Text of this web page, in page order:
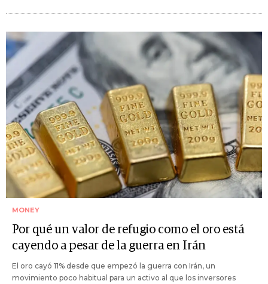
MONEY
Por qué un valor de refugio como el oro está
cayendo a pesar de la guerra en Irán
El oro cayó 11% desde que empezó la guerra con Irán, un
movimiento poco habitual para un activo al que los inversores